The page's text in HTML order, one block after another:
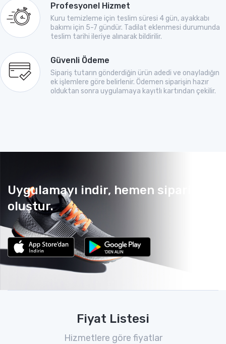
Profesyonel Hizmet
Kuru temizleme için teslim süresi 4 gün, ayakkabı
bakımı için 5-7 gündür. Tadilat eklenmesi durumunda
teslim tarihi ileriye alınarak bildirilir.
Güvenli Ödeme
Sipariş tutarın gönderdiğin ürün adedi ve onayladığın
ek işlemlere göre belirlenir. Ödemen siparişin hazır
olduktan sonra uygulamaya kayıtlı kartından çekilir.
Uygulamayı indir, hemen sipariş
oluştur.
Fiyat Listesi
Hizmetlere göre fiyatlar